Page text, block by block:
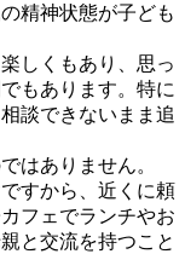
精神状態が子ども
しくもあり、思っ
もあります。特に
談できないまま追
はありません。
すから、近くに頼
フェでランチやお
と交流を持つこと